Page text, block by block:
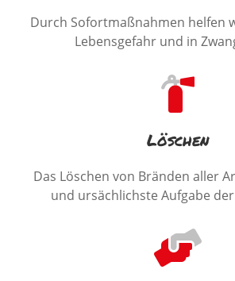
Durch Sofortmaßnahmen helfen
Lebensgefahr und in
Löschen
Das Löschen von Bränden aller
und ursächlichste Aufgabe